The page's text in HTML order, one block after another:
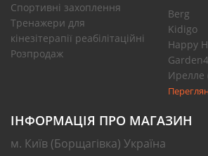
Спортивні захоплення
Тренажери для
кінезітерапії реабілітаційні
Розпродаж
Berg
Kidigo
Happy
Ирелле
ІНФОРМАЦІЯ ПРО МАГАЗИН
м. Київ (Борщагівка) Україна